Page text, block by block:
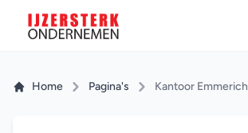
Home Pagina's Kantoor Emmerich